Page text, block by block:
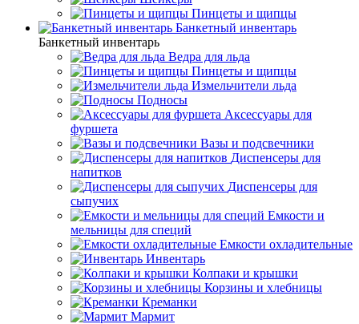
Пинцеты и щипцы
Банкетный инвентарь
Банкетный инвентарь
Ведра для льда
Пинцеты и щипцы
Измельчители льда
Подносы
Аксессуары для
фуршета
Вазы и подсвечники
Диспенсеры для
напитков
Диспенсеры для
сыпучих
Емкости и
мельницы для специй
Емкости охладительные
Инвентарь
Колпаки и крышки
Корзины и хлебницы
Креманки
Мармит